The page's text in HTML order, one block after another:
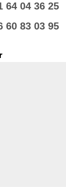
64 04 36 25
60 83 03 95